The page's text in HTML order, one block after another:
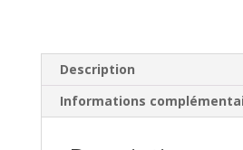
Description
Informations